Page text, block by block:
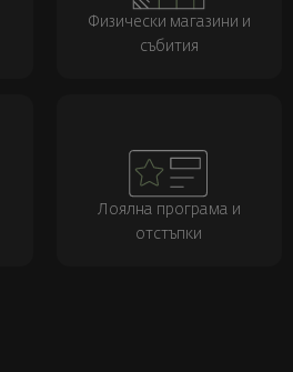
Физически магазини и
събития
Лоялна програма и
отстъпки